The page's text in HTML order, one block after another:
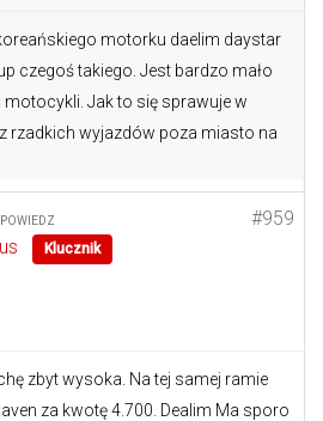
motorku daelim daystar
czegoś takiego. Jest bardzo mało
Jak to się sprawuje w
rzadkich wyjazdów poza miasto na
#959
Klucznik
zbyt wysoka. Na tej samej ramie
za kwotę 4.700. Dealim Ma sporo